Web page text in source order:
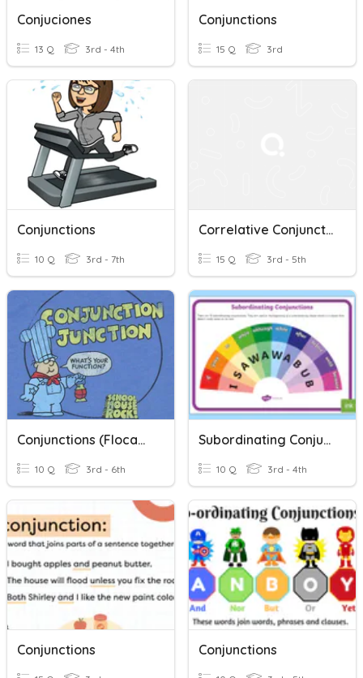
Conjuciones
13 Q 3rd - 4th
Conjunctions
15 Q 3rd
Conjunctions
10 Q 3rd - 7th
Correlative Conjunctions
15 Q 3rd - 5th
Conjunctions (Flocabulary)
10 Q 3rd - 6th
Subordinating Conjunctions
10 Q 3rd - 4th
Conjunctions Conjunctions